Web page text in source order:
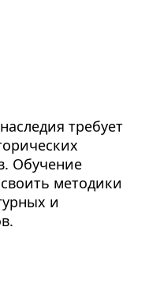
требует
Обучение
методики
и